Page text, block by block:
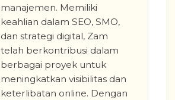
manajemen. Memiliki
keahlian dalam SEO, SMO,
dan strategi digital, Zam
telah berkontribusi dalam
berbagai proyek untuk
meningkatkan visibilitas dan
keterlibatan online. Dengan